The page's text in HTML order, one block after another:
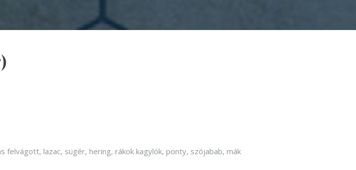
felvágott, lazac, sügér, hering, rákok kagylók, ponty, szójabab, mák